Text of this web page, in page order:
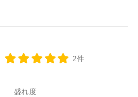
2件
盛れ度